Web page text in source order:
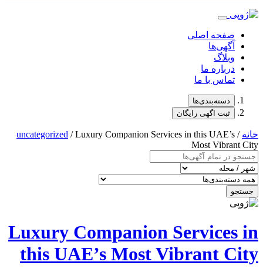
صفحه اصلی
آگهی‌ها
وبلاگ
درباره ما
تماس با ما
دسته‌بندی‌ها
ثبت اگهی رایگان
خانه /
uncategorized / Luxury Companion Services in this UAE’s
Most Vibrant City
جستجو
Luxury Companion Services in
this UAE’s Most Vibrant City